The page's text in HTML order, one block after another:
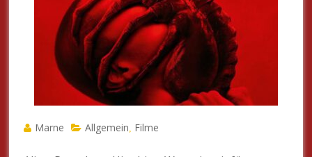
Marne Allgemein Filme